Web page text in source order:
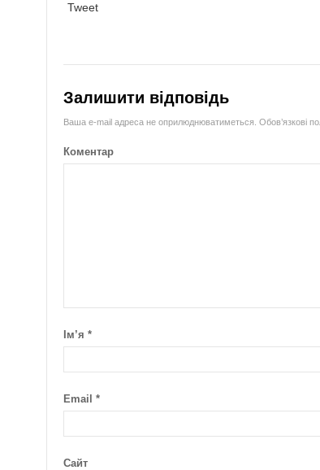
Tweet
Залишити відповідь
Ваша e-mail адреса не оприлюднюватиметься. Обов’язкові
Коментар
Ім’я *
Email *
Сайт